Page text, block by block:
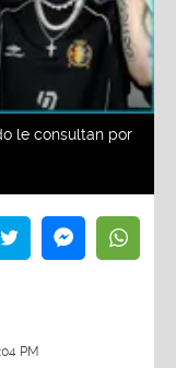
le consultan por
PM